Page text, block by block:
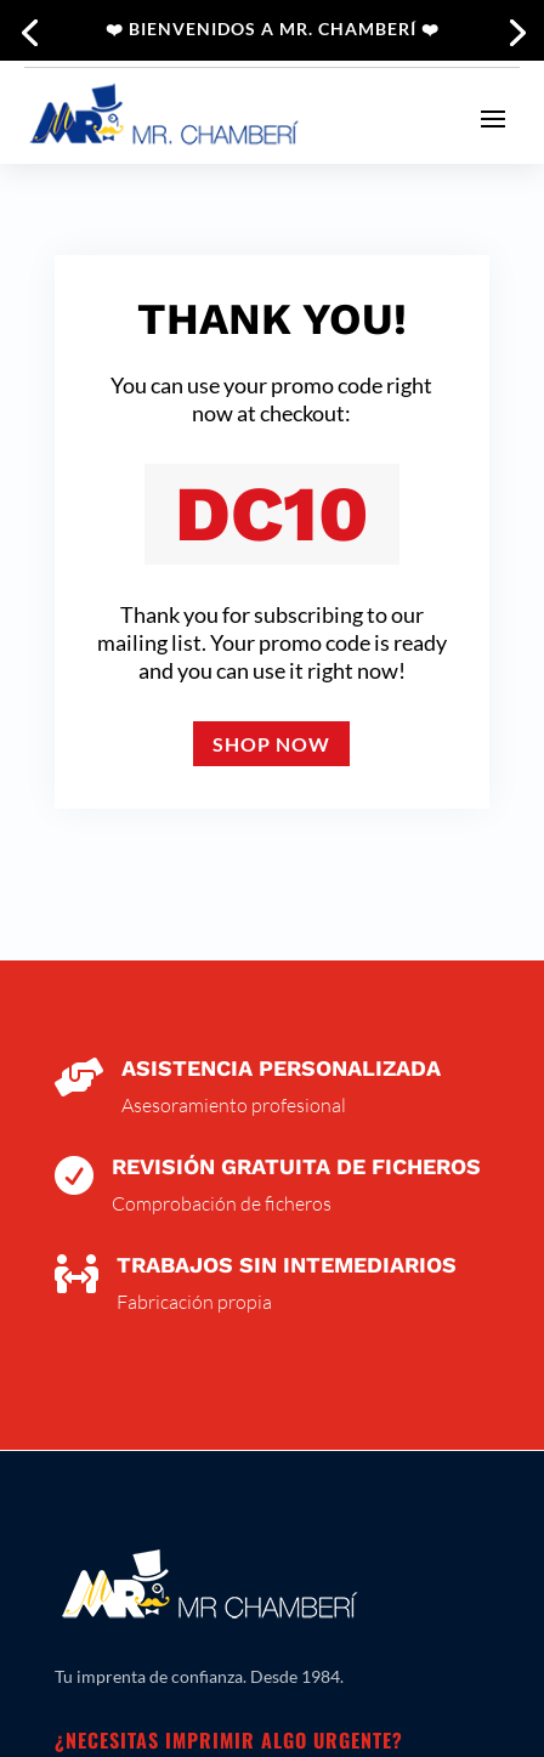
❤️ BIENVENIDOS A MR. CHAMBERÍ ❤️
THANK YOU!
You can use your promo code right
now at checkout:
DC10
Thank you for subscribing to our
mailing list. Your promo code is ready
and you can use it right now!
SHOP NOW
 ASISTENCIA PERSONALIZADA
Asesoramiento profesional
 REVISIÓN GRATUITA DE FICHEROS
Comprobación de ficheros
 TRABAJOS SIN INTEMEDIARIOS
Fabricación propia
Tu imprenta de confianza. Desde 1984.
¿NECESITAS IMPRIMIR ALGO URGENTE?